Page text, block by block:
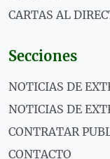
CARTAS AL
Secciones
NOTICIAS DE
NOTICIAS DE
CONTRATAR
CONTACTO